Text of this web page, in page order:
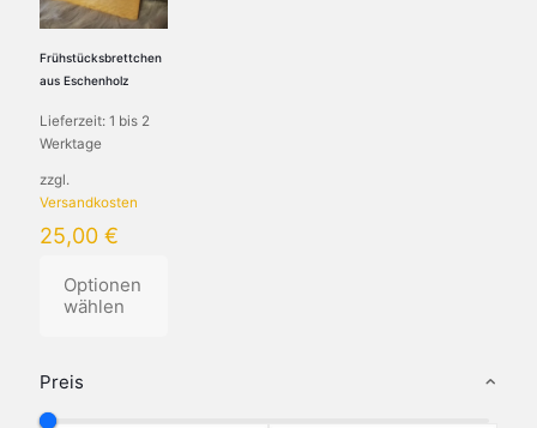
Preis
Frühstücksbrettchen
aus Eschenholz
Lieferzeit: 1 bis 2
Werktage
zzgl.
Versandkosten
25,00 €
Optionen
wählen
Produkt
mehrere